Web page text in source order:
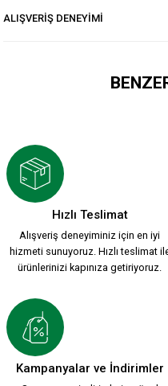
ALIŞVERİŞ DENEYİMİ
249,90 TL
Tükendi
1912 KARŞIYAKA ARMA
249,90 TL
HER ZAMAN HER YERDE
Hızlı Teslimat
Alışveriş deneyiminiz için en iyi
hizmeti sunuyoruz. Hızlı teslimat
ürünlerinizi kapınıza getiriyoruz.
Kampanyalar ve İndirimler